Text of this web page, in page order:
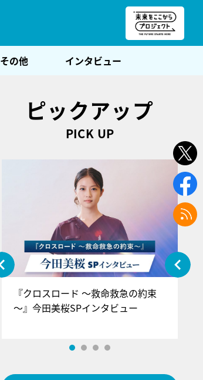
その他 インタビュー
ピックアップ
PICK UP
『クロスロード ～救命救急の約束
～』今田美桜SPインタビュー